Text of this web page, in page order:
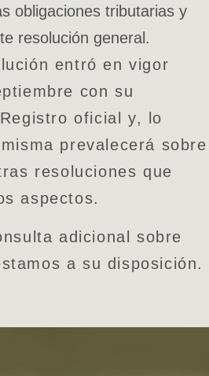
obligaciones tributarias y
resolución general.
entró en vigor
con su
oficial y, lo
prevalecerá sobre
resoluciones que
aspectos.
adicional sobre
a su disposición.